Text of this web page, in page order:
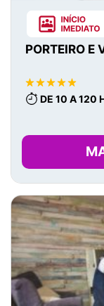
PORTEIRO E
DE 10 A 120